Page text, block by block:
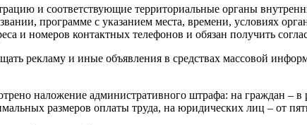
и соответствующие территориальные органы
программе с указанием места, времени, условиях
и номеров контактных телефонов и обязан получить
рекламу и иные объявления в средствах массовой
наложение административного штрафа: на граждан –
размеров оплаты труда, на юридических лиц – от